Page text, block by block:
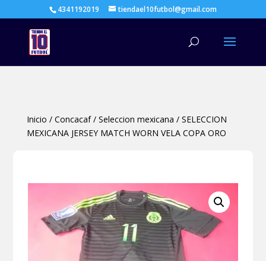
4341192019 tiendael10futbol@gmail.com
Inicio / Concacaf/ Seleccion mexicana / SELECCION
MEXICANA JERSEY MATCH WORN VELA COPA ORO